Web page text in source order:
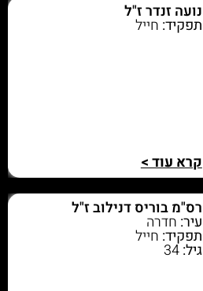
נועה זנדר ז"ל
תפקיד: חייל
קרא עוד >
רס"מ בוריס דנילוב ז"ל
עיר: חדרה
תפקיד: חייל
גיל:34